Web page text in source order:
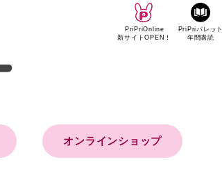
PriPriOnline
新サイトOPEN！
PriPriパレット
年間購読
オンラインショップ